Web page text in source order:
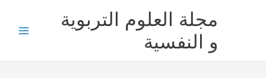
مجلة العلوم التربوية
و النفسية